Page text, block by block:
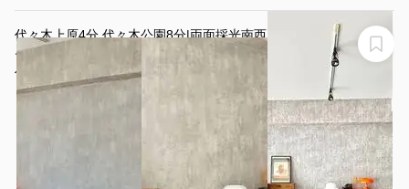
代々木上原4分 代々木公園8分|両面採光南西向き|ミッド
センチュリー×自然光 撮影スタジオ
代々木上原/studio VASO